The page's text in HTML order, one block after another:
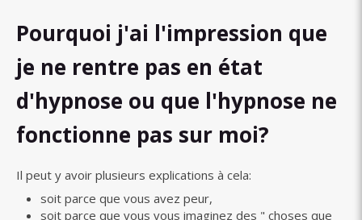
Pourquoi j'ai l'impression que
je ne rentre pas en état
d'hypnose ou que l'hypnose ne
fonctionne pas sur moi?
Il peut y avoir plusieurs explications à cela:
soit parce que vous avez peur,
soit parce que vous vous imaginez des " choses que